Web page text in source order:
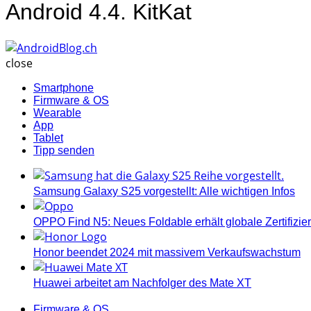
Android 4.4. KitKat
close
Smartphone
Firmware & OS
Wearable
App
Tablet
Tipp senden
Samsung Galaxy S25 vorgestellt: Alle wichtigen Infos
OPPO Find N5: Neues Foldable erhält globale
Honor beendet 2024 mit massivem Verkaufswachstum
Huawei arbeitet am Nachfolger des Mate XT